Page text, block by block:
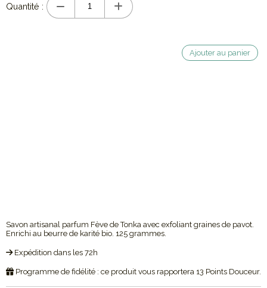
Quantité :
Ajouter au panier
Savon artisanal parfum Fève de Tonka avec exfoliant graines de pavot.
Enrichi au beurre de karité bio. 125 grammes.
Expédition dans les 72h
Programme de fidélité : ce produit vous rapportera 13 Points Douceur.